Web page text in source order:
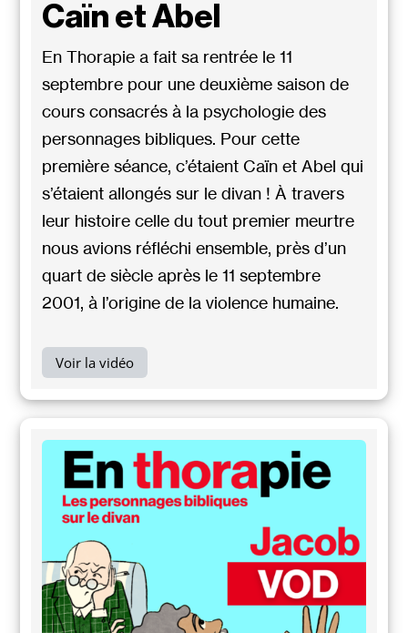
Caïn et Abel
En Thorapie a fait sa rentrée le 11
septembre pour une deuxième saison de
cours consacrés à la psychologie des
personnages bibliques. Pour cette
première séance, c’étaient Caïn et Abel qui
s’étaient allongés sur le divan ! À travers
leur histoire celle du tout premier meurtre
nous avions réfléchi ensemble, près d’un
quart de siècle après le 11 septembre
2001, à l’origine de la violence humaine.
Voir la vidéo